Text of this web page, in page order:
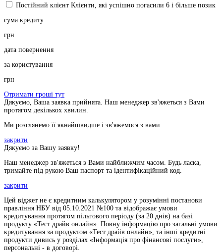
Постійний клієнт Клієнти, які успішно погасили 6 і більше позик
сума кредиту
грн
дата повернення
за користування
грн
Отримати гроші тут
Дякуємо, Ваша заявка прийнята. Наш менеджер зв'яжеться з Вами
протягом декількох хвилин.
Ми розглянемо її якнайшвидше і зв'яжемося з вами
закрити
Дякуємо за Вашу заявку!
Наш менеджер зв'яжеться з Вами найближчим часом. Будь ласка,
тримайте під рукою Ваш паспорт та ідентифікаційний код.
закрити
Цей віджет не є кредитним калькулятором у розумінні постанови
правління НБУ від 05.10.2021 №100 та відображає умови
кредитування протягом пільгового періоду (за 20 днів) на базі
продукту «Тест драйв онлайн». Повну інформацію про загальні умови
кредитування за продуктом «Тест драйв онлайн», та інші кредитні
продукти дивись у розділах «Інформація про фінансові послуги»,
персональні - в договорі.